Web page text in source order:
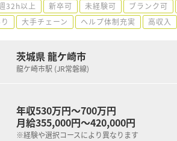
32h以上 新卒可 未経験可 ブランク可
大手チェーン ヘルプ体制充実 高収入
茨城県 龍ケ崎市
龍ケ崎市駅 (JR常磐線)
年収530万円～700万円
月給355,000円～420,000円
※経験や選択コースにより異なります